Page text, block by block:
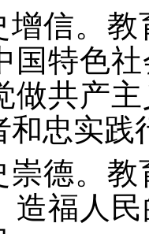
增信。
国特色
做共产
和忠实践
崇德。
造福人